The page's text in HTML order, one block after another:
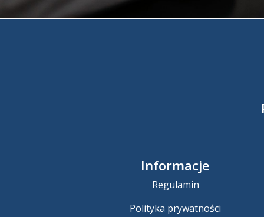
Informacje
Regulamin
Polityka prywatności